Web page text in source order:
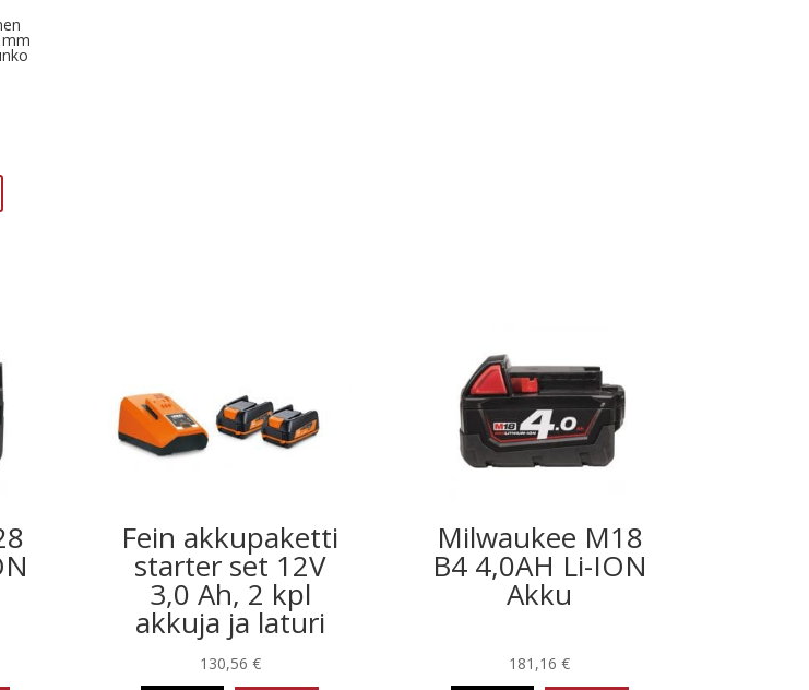
Fein akkupaketti
starter set 12V
3,0 Ah, 2 kpl
akkuja ja laturi
130,56 €
Milwaukee M18
B4 4,0AH Li-ION
Akku
181,16€